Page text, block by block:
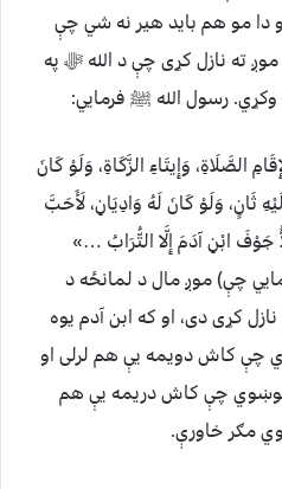
مو هم باید هیر نه شي چې
ته نازل کړی چې د الله ﷻ په
رسول الله ﷺ فرمایي:
الصَّلَاةِ، وَإِيتَاءِ الزَّكَاةِ، وَلَوْ كَانَ
ثَانٍ، وَلَوْ كَانَ لَهُ وَادِيَانِ، لَأَحَبَّ
جَوْفَ ابْنِ آدَمَ إِلَّا التُّرَابُ …»
چې) موږ مال د لمانځه د
نازل کړی دی، او که ابن آدم یوه
چې کاش دویمه یې هم لرلی او
خوښوي چې کاش دریمه یې هم
مګر خاورې.